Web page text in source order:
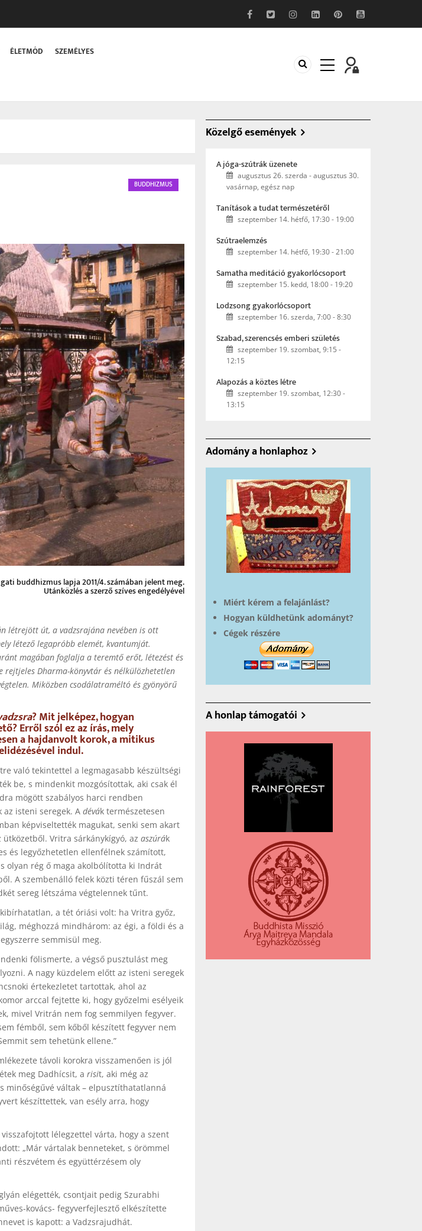
ÉLETMÓD SZEMÉLYES
BUDDHIZMUS
buddhizmus lapja 2011/4. számában jelent meg.
Utánközlés a szerző szíves engedélyével
létrejött út, a vadzsrajána nevében is ott
létező legapróbb elemét, kvantumját.
magában foglalja a teremtő erőt, létezést és
rejtjeles Dharma-könyvtár és nélkülözhetetlen
Miközben csodálatraméltó és gyönyörű
? Mit jelképez, hogyan
Erről szól ez az írás, mely
a hajdanvolt korok, a mitikus
indul.
való tekintettel a legmagasabb készültségi
be, s mindenkit mozgósítottak, aki csak él
mögött szabályos harci rendben
az isteni seregek. A dévák természetesen
képviseltették magukat, senki sem akart
Vritra sárkánykígyó, az aszúrák
és legyőzhetetlen ellenfélnek számított,
olyan rég ő maga akolbólította ki Indrát
A szembenálló felek közti téren fűszál sem
sereg létszáma végtelennek tűnt.
a tét óriási volt: ha Vritra győz,
méghozzá mindhárom: az égi, a földi és a
semmisül meg.
fölismerte, a végső pusztulást meg
A nagy küzdelem előtt az isteni seregek
értekezletet tartottak, ahol az
arccal fejtette ki, hogy győzelmi esélyeik
mivel Vritrán nem fog semmilyen fegyver.
fémből, sem kőből készített fegyver nem
sem tehetünk ellene.”
távoli korokra visszamenően is jól
meg Dadhícsit, a risit, aki még az
minőségűvé váltak – elpusztíthatatlanná
készíttettek, van esély arra, hogy
lélegzettel várta, hogy a szent
„Már vártalak benneteket, s örömmel
részvétem és együttérzésem oly
elégették, csontjait pedig Szurabhi
kovács- fegyverfejlesztő elkészítette
is kapott: a Vadzsrajudhát.
Közelgő események
A jóga-szútrák üzenete
augusztus 26. szerda -augusztus 30.
vasárnap, egész nap
Tanítások a tudat természetéről
szeptember 14. hétfő, 17:30- 19:00
Szútraelemzés
szeptember 14. hétfő, 19:30-21:00
Samatha meditáció gyakorlócsoport
szeptember 15. kedd, 18:00- 19:20
Lodzsong gyakorlócsoport
szeptember 16. szerda, 7:00-8:30
Szabad, szerencsés emberi születés
szeptember 19. szombat, 9:15 -
12:15
Alapozás a köztes létre
szeptember 19. szombat, 12:30-
13:15
Adomány a honlaphoz
Miért kérem a felajánlást?
Hogyan küldhetünk adományt?
Cégek részére
A honlap támogatói